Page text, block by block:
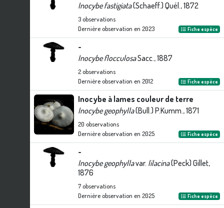
Inocybe fastigiata(Schaeff.) Quél., 1872
3observations
Dernière observation en 2023 Fiche espèce
-
Inocybe flocculosaSacc., 1887
2observations
Dernière observation en 2012 Fiche espèce
Inocybe à lames couleur de terre
Inocybe geophylla(Bull.) P.Kumm., 1871
20 observations
Dernière observation en 2025 Fiche espèce
-
Inocybe geophyllavar. lilacina(Peck) Gillet,
1876
7observations
Dernière observation en 2025 Fiche espèce